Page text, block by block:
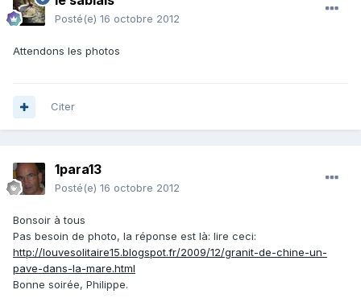
Posté(e) 16 octobre 2012
Attendons les photos
Citer
1para13
Posté(e) 16 octobre 2012
Bonsoir à tous
Pas besoin de photo, la réponse est là: lire ceci:
http://louvesolitaire15.blogspot.fr/2009/12/granit-de-chine-un-
pave-dans-la-mare.html
Bonne soirée, Philippe.